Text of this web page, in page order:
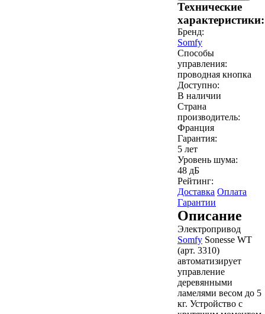
Технические
характеристики:
Бренд:
Somfy
Способы
управления:
проводная кнопка
Доступно:
В наличии
Страна
производитель:
Франция
Гарантия:
5 лет
Уровень шума:
48 дБ
Рейтинг:
Доставка Оплата
Гарантии
Описание
Электропривод
Somfy Sonesse WT
(арт. 3310)
автоматизирует
управление
деревянными
ламелями весом до 5
кг. Устройство с